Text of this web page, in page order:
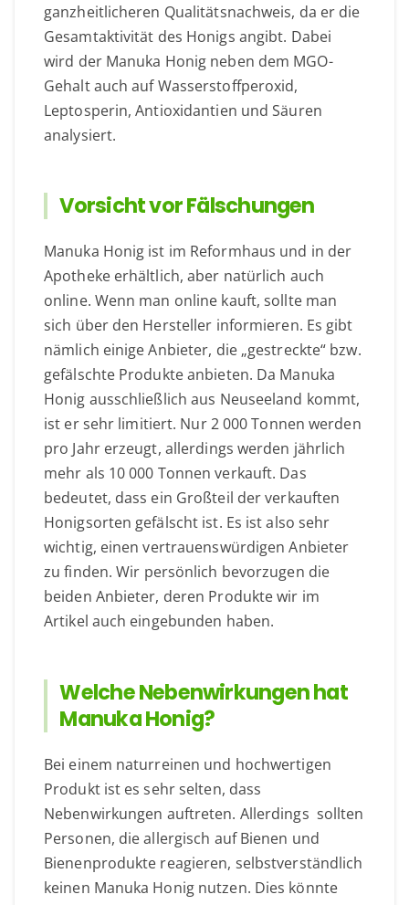
ganzheitlicheren Qualitätsnachweis, da er die
Gesamtaktivität des Honigs angibt. Dabei
wird der Manuka Honig neben dem MGO-
Gehalt auch auf Wasserstoffperoxid,
Leptosperin, Antioxidantien und Säuren
analysiert.
Vorsicht vor Fälschungen
Manuka Honig ist im Reformhaus und in der
Apotheke erhältlich, aber natürlich auch
online. Wenn man online kauft, sollte man
sich über den Hersteller informieren. Es gibt
nämlich einige Anbieter, die „gestreckte“ bzw.
gefälschte Produkte anbieten. Da Manuka
Honig ausschließlich aus Neuseeland kommt,
ist er sehr limitiert. Nur 2 000 Tonnen werden
pro Jahr erzeugt, allerdings werden jährlich
mehr als 10 000 Tonnen verkauft. Das
bedeutet, dass ein Großteil der verkauften
Honigsorten gefälscht ist. Es ist also sehr
wichtig, einen vertrauenswürdigen Anbieter
zu finden. Wir persönlich bevorzugen die
beiden Anbieter, deren Produkte wir im
Artikel auch eingebunden haben.
Welche Nebenwirkungen hat
Manuka Honig?
Bei einem naturreinen und hochwertigen
Produkt ist es sehr selten, dass
Nebenwirkungen auftreten. Allerdings sollten
Personen, die allergisch auf Bienen und
Bienenprodukte reagieren, selbstverständlich
keinen Manuka Honig nutzen. Dies könnte